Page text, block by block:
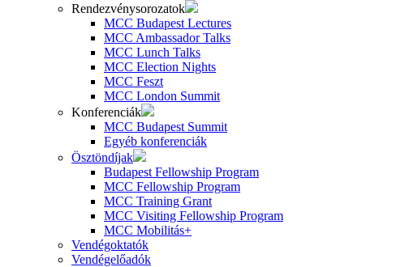
Rendezvénysorozatok
MCC Budapest Lectures
MCC Ambassador Talks
MCC Lunch Talks
MCC Election Nights
MCC Feszt
MCC London Summit
Konferenciák
MCC Budapest Summit
Egyéb konferenciák
Ösztöndíjak
Budapest Fellowship Program
MCC Fellowship Program
MCC Training Grant
MCC Visiting Fellowship Program
MCC Mobilitás+
Vendégoktatók
Vendégelőadók